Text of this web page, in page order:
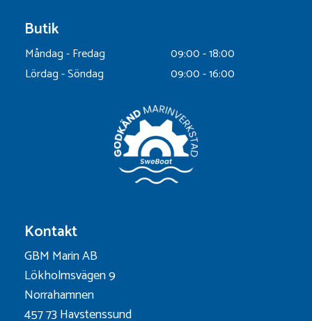
Butik
Måndag - Fredag
09:00 - 18:00
Lördag - Söndag
09:00 - 16:00
Kontakt
GBM Marin AB
Lökholmsvägen 9
Norrahamnen
457 73 Havstenssund